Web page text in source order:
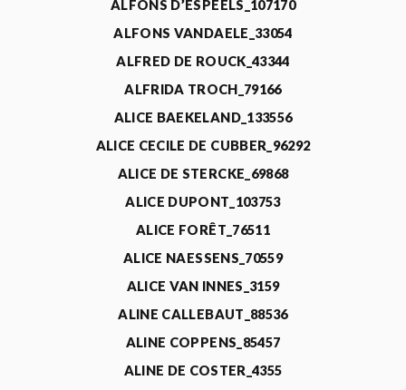
ALFONS D’ESPEELS_107170
ALFONS VANDAELE_33054
ALFRED DE ROUCK_43344
ALFRIDA TROCH_79166
ALICE BAEKELAND_133556
ALICE CECILE DE CUBBER_96292
ALICE DE STERCKE_69868
ALICE DUPONT_103753
ALICE FORÊT_76511
ALICE NAESSENS_70559
ALICE VAN INNES_3159
ALINE CALLEBAUT_88536
ALINE COPPENS_85457
ALINE DE COSTER_4355